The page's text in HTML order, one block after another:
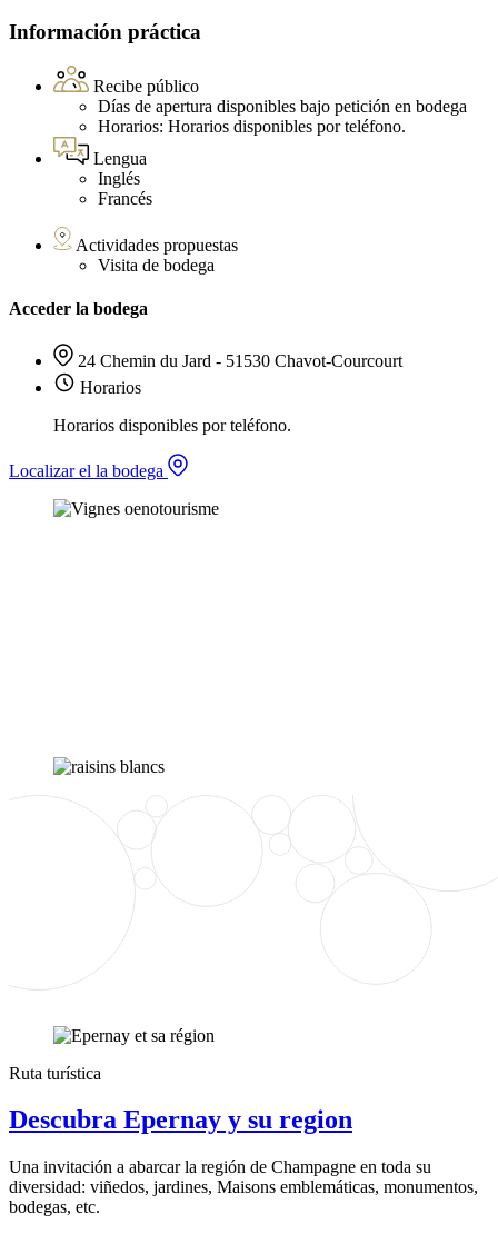
Información práctica
Recibe público
Días de apertura disponibles bajo petición en bodega
Horarios: Horarios disponibles por teléfono.
Lengua
Inglés
Francés
Actividades propuestas
Visita de bodega
Acceder la bodega
24 Chemin du Jard - 51530 Chavot-Courcourt
Horarios
Horarios disponibles por teléfono.
Localizar el la bodega
Ruta turística
Descubra Epernay y su region
Una invitación a abarcar la región de Champagne en toda su
diversidad: viñedos, jardines, Maisons emblemáticas, monumentos,
bodegas, etc.